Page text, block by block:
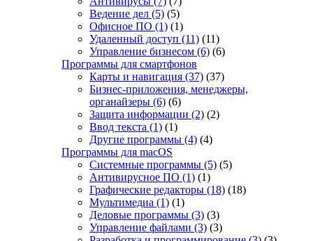
Ведение дел (5) (5)
Офисное ПО (1) (1)
Удаленный доступ (11) (11)
Управление бизнесом (6) (6)
Программы для смартфонов
Карты и навигация (37) (37)
Бизнес-приложения, менеджеры,
органайзеры (6) (6)
Защита информации (2) (2)
Ввод текста (1) (1)
Другие программы (4) (4)
Программы для macOS
Системные программы (5) (5)
Антивирусное ПО (1) (1)
Графические редакторы (18) (18)
Мультимедиа (1) (1)
Деловые программы (3) (3)
Управление файлами (3) (3)